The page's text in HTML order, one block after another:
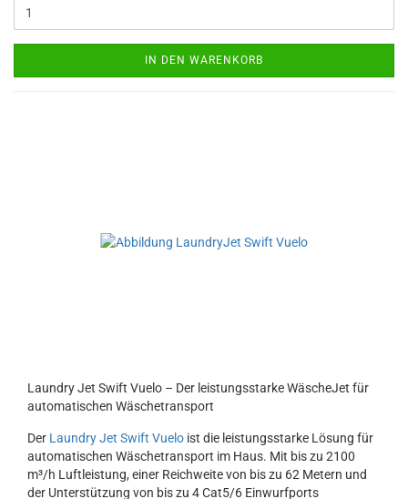
IN DEN WARENKORB
Laundry Jet Swift Vuelo – Der leistungsstarke WäscheJet für
automatischen Wäschetransport
Der Laundry Jet Swift Vuelo ist die leistungsstarke Lösung für
automatischen Wäschetransport im Haus. Mit bis zu 2100
m³/h Luftleistung, einer Reichweite von bis zu 62 Metern und
der Unterstützung von bis zu 4 Cat5/6 Einwurfports